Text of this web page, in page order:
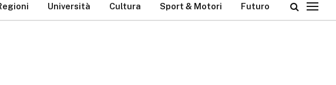
Università Cultura Sport & Motori Futuro